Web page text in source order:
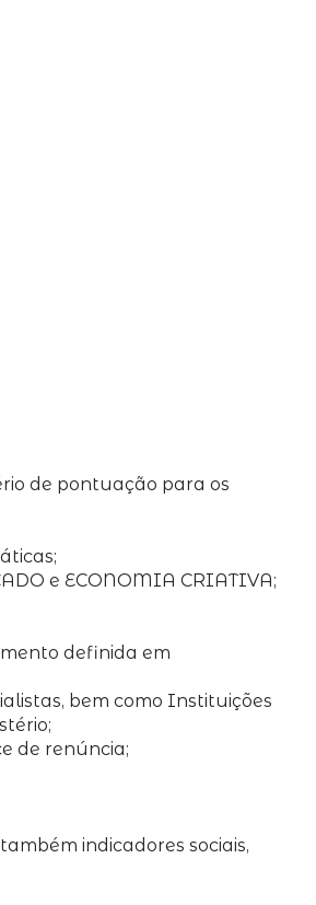
de pontuação para os
e ECONOMIA CRIATIVA;
definida em
bem como Instituições
de renúncia;
indicadores sociais,